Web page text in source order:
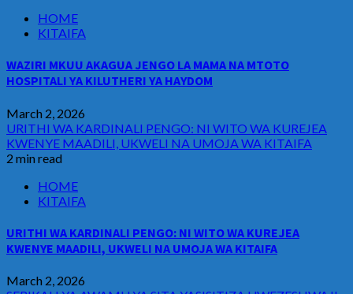
HOME
KITAIFA
WAZIRI MKUU AKAGUA JENGO LA MAMA NA MTOTO
HOSPITALI YA KILUTHERI YA HAYDOM
March 2, 2026
URITHI WA KARDINALI PENGO: NI WITO WA KUREJEA
KWENYE MAADILI, UKWELI NA UMOJA WA KITAIFA
2 min read
HOME
KITAIFA
URITHI WA KARDINALI PENGO: NI WITO WA KUREJEA
KWENYE MAADILI, UKWELI NA UMOJA WA KITAIFA
March 2, 2026